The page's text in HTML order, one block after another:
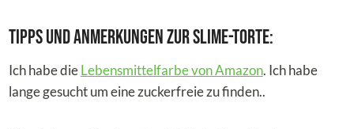
Tipps und Anmerkungen zur Slime-Torte:
Ich habe dieLebensmittelfarbe von Amazon. Ich habe
lange gesucht um eine zuckerfreie zu finden..